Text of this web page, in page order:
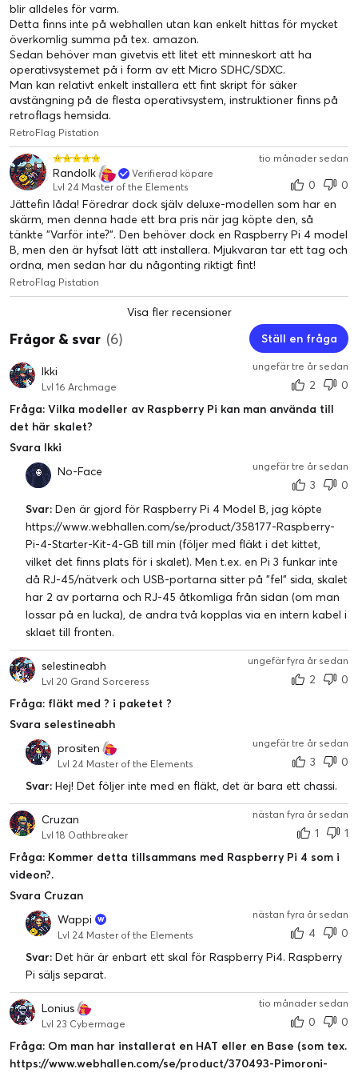
blir alldeles för varm.
Detta finns inte på webhallen utan kan enkelt hittas för mycket
överkomlig summa på tex. amazon.
Sedan behöver man givetvis ett litet ett minneskort att ha
operativsystemet på i form av ett Micro SDHC/SDXC.
Man kan relativt enkelt installera ett fint skript för säker
avstängning på de flesta operativsystem, instruktioner finns på
retroflags hemsida.
RetroFlag Pistation
tio månader sedan
Randolk
Verifierad köpare
Lvl 24 Master of the Elements
0
0
Jättefin låda! Föredrar dock själv deluxe-modellen som har en
skärm, men denna hade ett bra pris när jag köpte den, så
tänkte "Varför inte?". Den behöver dock en Raspberry Pi 4 model
B, men den är hyfsat lätt att installera. Mjukvaran tar ett tag och
ordna, men sedan har du någonting riktigt fint!
RetroFlag Pistation
Visa fler recensioner
Frågor & svar (6) Ställ en fråga
Ikki
Lvl 16 Archmage
ungefär tre år sedan
2
0
Fråga: Vilka modeller av Raspberry Pi kan man använda till
det här skalet?
Svara Ikki
No-Face
ungefär tre år sedan
3
0
Svar: Den är gjord för Raspberry Pi 4 Model B, jag köpte
https://www.webhallen.com/se/product/358177-Raspberry-
Pi-4-Starter-Kit-4-GB till min (följer med fläkt i det kittet,
vilket det finns plats för i skalet). Men t.ex. en Pi 3 funkar inte
då RJ-45/nätverk och USB-portarna sitter på "fel" sida, skalet
har 2 av portarna och RJ-45 åtkomliga från sidan (om man
lossar på en lucka), de andra två kopplas via en intern kabel i
sklaet till fronten.
selestineabh
Lvl 20 Grand Sorceress
ungefär fyra år sedan
2
0
Fråga: fläkt med ? i paketet ?
Svara selestineabh
prositen
Lvl 24 Master of the Elements
ungefär tre år sedan
3
0
Svar: Hej! Det följer inte med en fläkt, det är bara ett chassi.
Cruzan
Lvl 18 Oathbreaker
nästan fyra år sedan
1
1
Fråga: Kommer detta tillsammans med Raspberry Pi 4 som i
videon?.
Svara Cruzan
Wappi
Lvl 24 Master of the Elements
nästan fyra år sedan
4
0
Svar: Det här är enbart ett skal för Raspberry Pi4. Raspberry
Pi säljs separat.
Lonius
Lvl 23 Cybermage
tio månader sedan
0
0
Fråga: Om man har installerat en HAT eller en Base (som tex.
https://www.webhallen.com/se/product/370493-Pimoroni-